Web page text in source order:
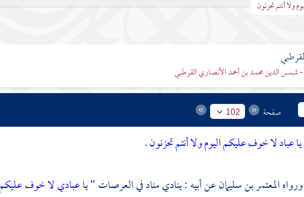
ولا أنتم تحزنون
شمس الدين محمد بن أحمد الأنصاري القرطبي
صفحة 102
يا عباد لا خوف عليكم اليوم ولا أنتم تحزنون .
ورواهالمعتمر بن سليمانعن أبيه : ينادي مناد في العرصات "يا عبادي لا خوف